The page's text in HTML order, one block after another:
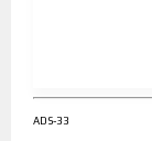
ADS-33